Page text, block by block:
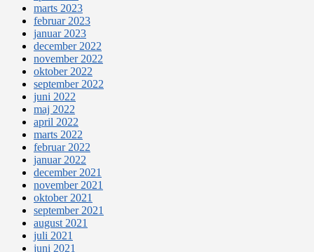
marts 2023
februar 2023
januar 2023
december 2022
november 2022
oktober 2022
september 2022
juni 2022
maj 2022
april 2022
marts 2022
februar 2022
januar 2022
december 2021
november 2021
oktober 2021
september 2021
august 2021
juli 2021
juni 2021